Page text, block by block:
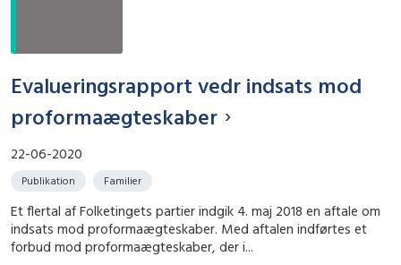
Evalueringsrapport vedr indsats mod
proformaægteskaber
22-06-2020
Publikation Familier
Et flertal af Folketingets partier indgik 4. maj 2018 en aftale om
indsats mod proformaægteskaber. Med aftalen indførtes et
forbud mod proformaægteskaber, der i...